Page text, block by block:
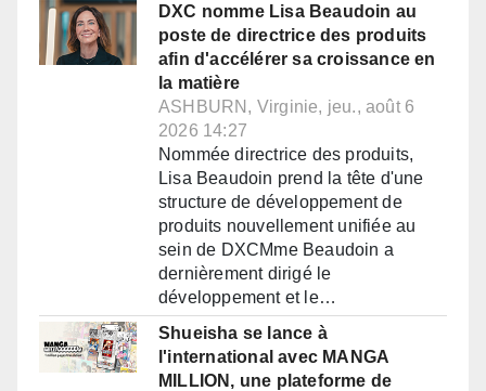
DXC nomme Lisa Beaudoin au
poste de directrice des produits
afin d'accélérer sa croissance en
la matière
ASHBURN, Virginie, jeu., août 6
2026 14:27
Nommée directrice des produits,
Lisa Beaudoin prend la tête d'une
structure de développement de
produits nouvellement unifiée au
sein de DXCMme Beaudoin a
dernièrement dirigé le
développement et le…
Shueisha se lance à
l'international avec MANGA
MILLION, une plateforme de